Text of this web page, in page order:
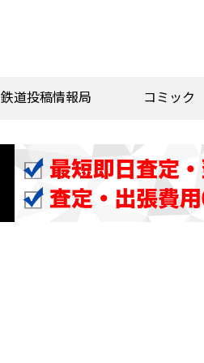
鉄道投稿情報局 コミック